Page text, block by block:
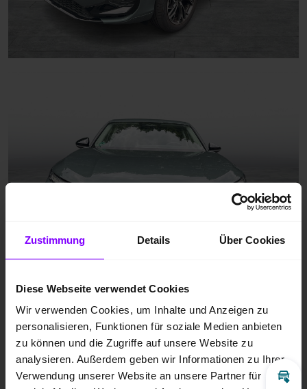
Zustimmung Details Über Cookies
Diese Webseite verwendet Cookies
Wir verwenden Cookies, um Inhalte und Anzeigen zu
personalisieren, Funktionen für soziale Medien anbieten
zu können und die Zugriffe auf unsere Website zu
analysieren. Außerdem geben wir Informationen zu Ihrer
Verwendung unserer Website an unsere Partner für